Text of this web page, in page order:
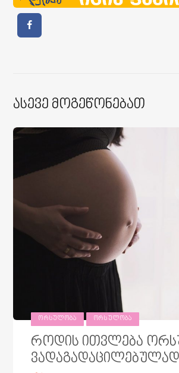
Ასევე Მოგეწონებათ
ᲝᲠᲡᲣᲚᲝᲑᲐ ᲝᲠᲡᲣᲚᲝᲑᲐ
როდის ითვლება